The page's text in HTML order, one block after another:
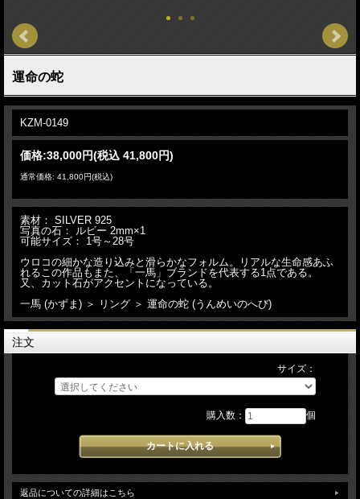
運命の蛇
KZM-0149
価格:38,000円(税込 41,800円)
通常価格: 41,800円(税込)
素材： SILVER 925
写真の石： ルビー 2mm×1
可能サイズ： 1号～28号
ウロコの細かな造り込みと滑らかなフォルム。リアルな生命感あふ
れるこの作品もまた、「一馬」ブランドを代表する1点である。
又、カット石がアクセントになっている。
一馬 (かずま) ＞ リング ＞ 運命の蛇 (うんめいのへび)
注文
サイズ：
購入数： 個
返品についての詳細はこちら